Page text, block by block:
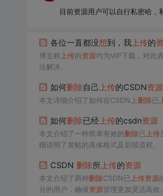
目前资源用户可以自行私密哈，
各位一直都没想到，我上传的
博主称 上传的资源均为VIP下载，对此
法解决。
如何删除自己上传的CSDN资源
本文详细介绍了如何在CSDN上删除已
如何删除已经上传的csdn资源
本文介绍了一种简单有效的删除已 上传
细说明了发帖的具体格式及后续流程。
CSDN 删除所上传的资源
本文介绍了两种删除CSDN已 上传资源
分的用户，确保资源管理更加灵活高效。